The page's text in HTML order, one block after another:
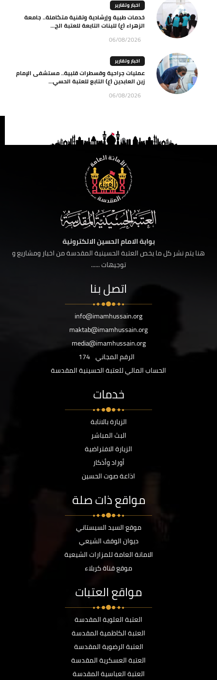
اخبار وتقارير
خدمات طبية وإرشادية وتقنية متكاملة.. جامعة
الزهراء (ع) للبنات التابعة للعتبة الح...
06/08/2026
اخبار وتقارير
عمليات جراحية وقسطرات قلبية.. مستشفى الإمام
زين العابدين (ع) التابع للعتبة الحسي...
06/08/2026
بوابة الامام الحسين الالكترونية
هنا يتم نشر كل ما يخص العتبة الحسينية المقدسة من اخبار ومشاريع و
توجيهات ......
اتصل بنا
info@imamhussain.org
maktab@imamhussain.org
media@imamhussain.org
الرقم المجاني 174
الحساب المالي للعتبة الحسينية المقدسة
خدمات
الزيارة بالانابة
البث المباشر
الزيارة الافتراضية
أوراد وأذكار
اذاعة صوت الحسين
مواقع ذات صلة
موقع السيد السيستاني
ديوان الوقف الشيعي
الامانة العامة للمزارات الشيعية
موقع قناة كربلاء
مواقع العتبات
العتبة العلوية المقدسة
العتبة الكاظمية المقدسة
العتبة الرضوية المقدسة
العتبة العسكرية المقدسة
العتبة العباسية المقدسة